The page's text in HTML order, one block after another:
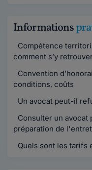
Informations
Compétence
comment s’y
Convention
conditions, coûts
Un avocat peut-il
Consulter un
préparation de
Quels sont les tarifs